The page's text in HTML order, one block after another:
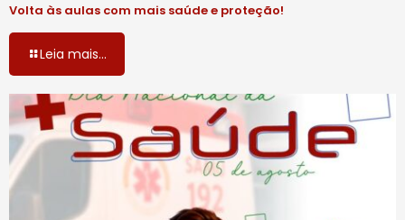
Volta às aulas com mais saúde e proteção!
Leia mais...